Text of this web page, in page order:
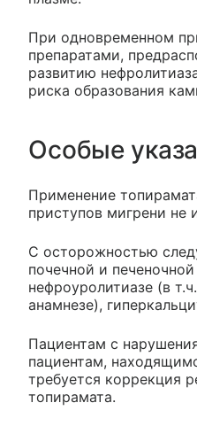
При одновременном
препаратами,
развитию
риска образования
Особые
Применение
приступов мигрени не
С осторожностью
почечной и
нефроуролитиазе (в
анамнезе),
Пациентам с
пациентам,
требуется коррекция
топирамата.